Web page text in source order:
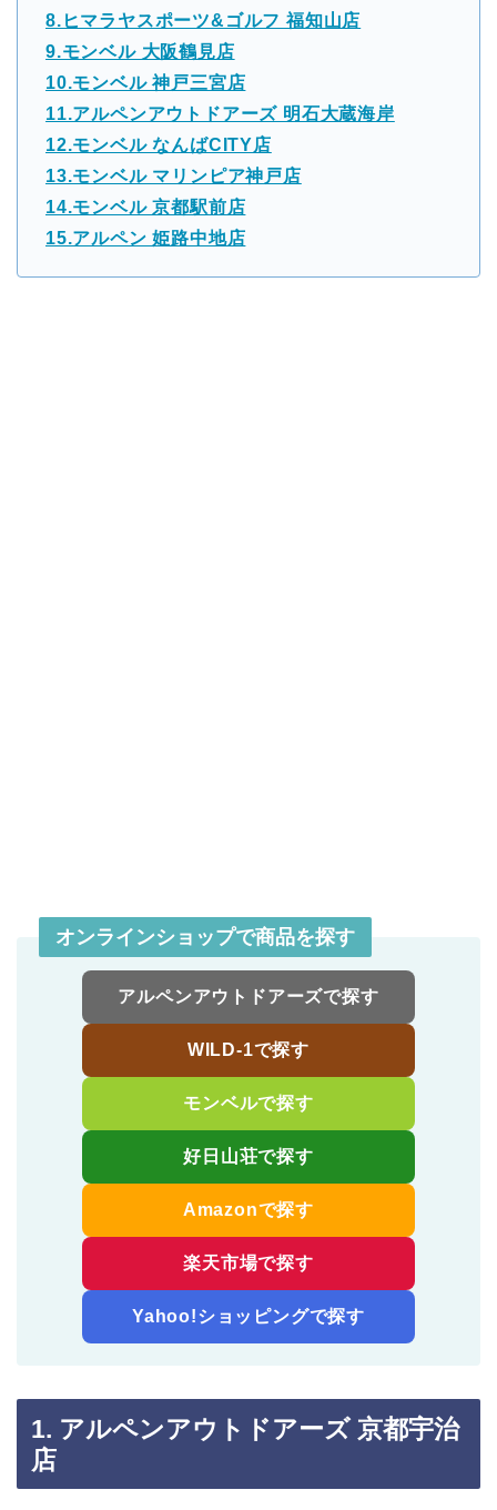
8.ヒマラヤスポーツ&ゴルフ 福知山店
9.モンベル 大阪鶴見店
10.モンベル 神戸三宮店
11.アルペンアウトドアーズ 明石大蔵海岸
12.モンベル なんばCITY店
13.モンベル マリンピア神戸店
14.モンベル 京都駅前店
15.アルペン 姫路中地店
オンラインショップで商品を探す
アルペンアウトドアーズで探す
WILD-1で探す
モンベルで探す
好日山荘で探す
Amazonで探す
楽天市場で探す
Yahoo!ショッピングで探す
1. アルペンアウトドアーズ 京都宇治
店